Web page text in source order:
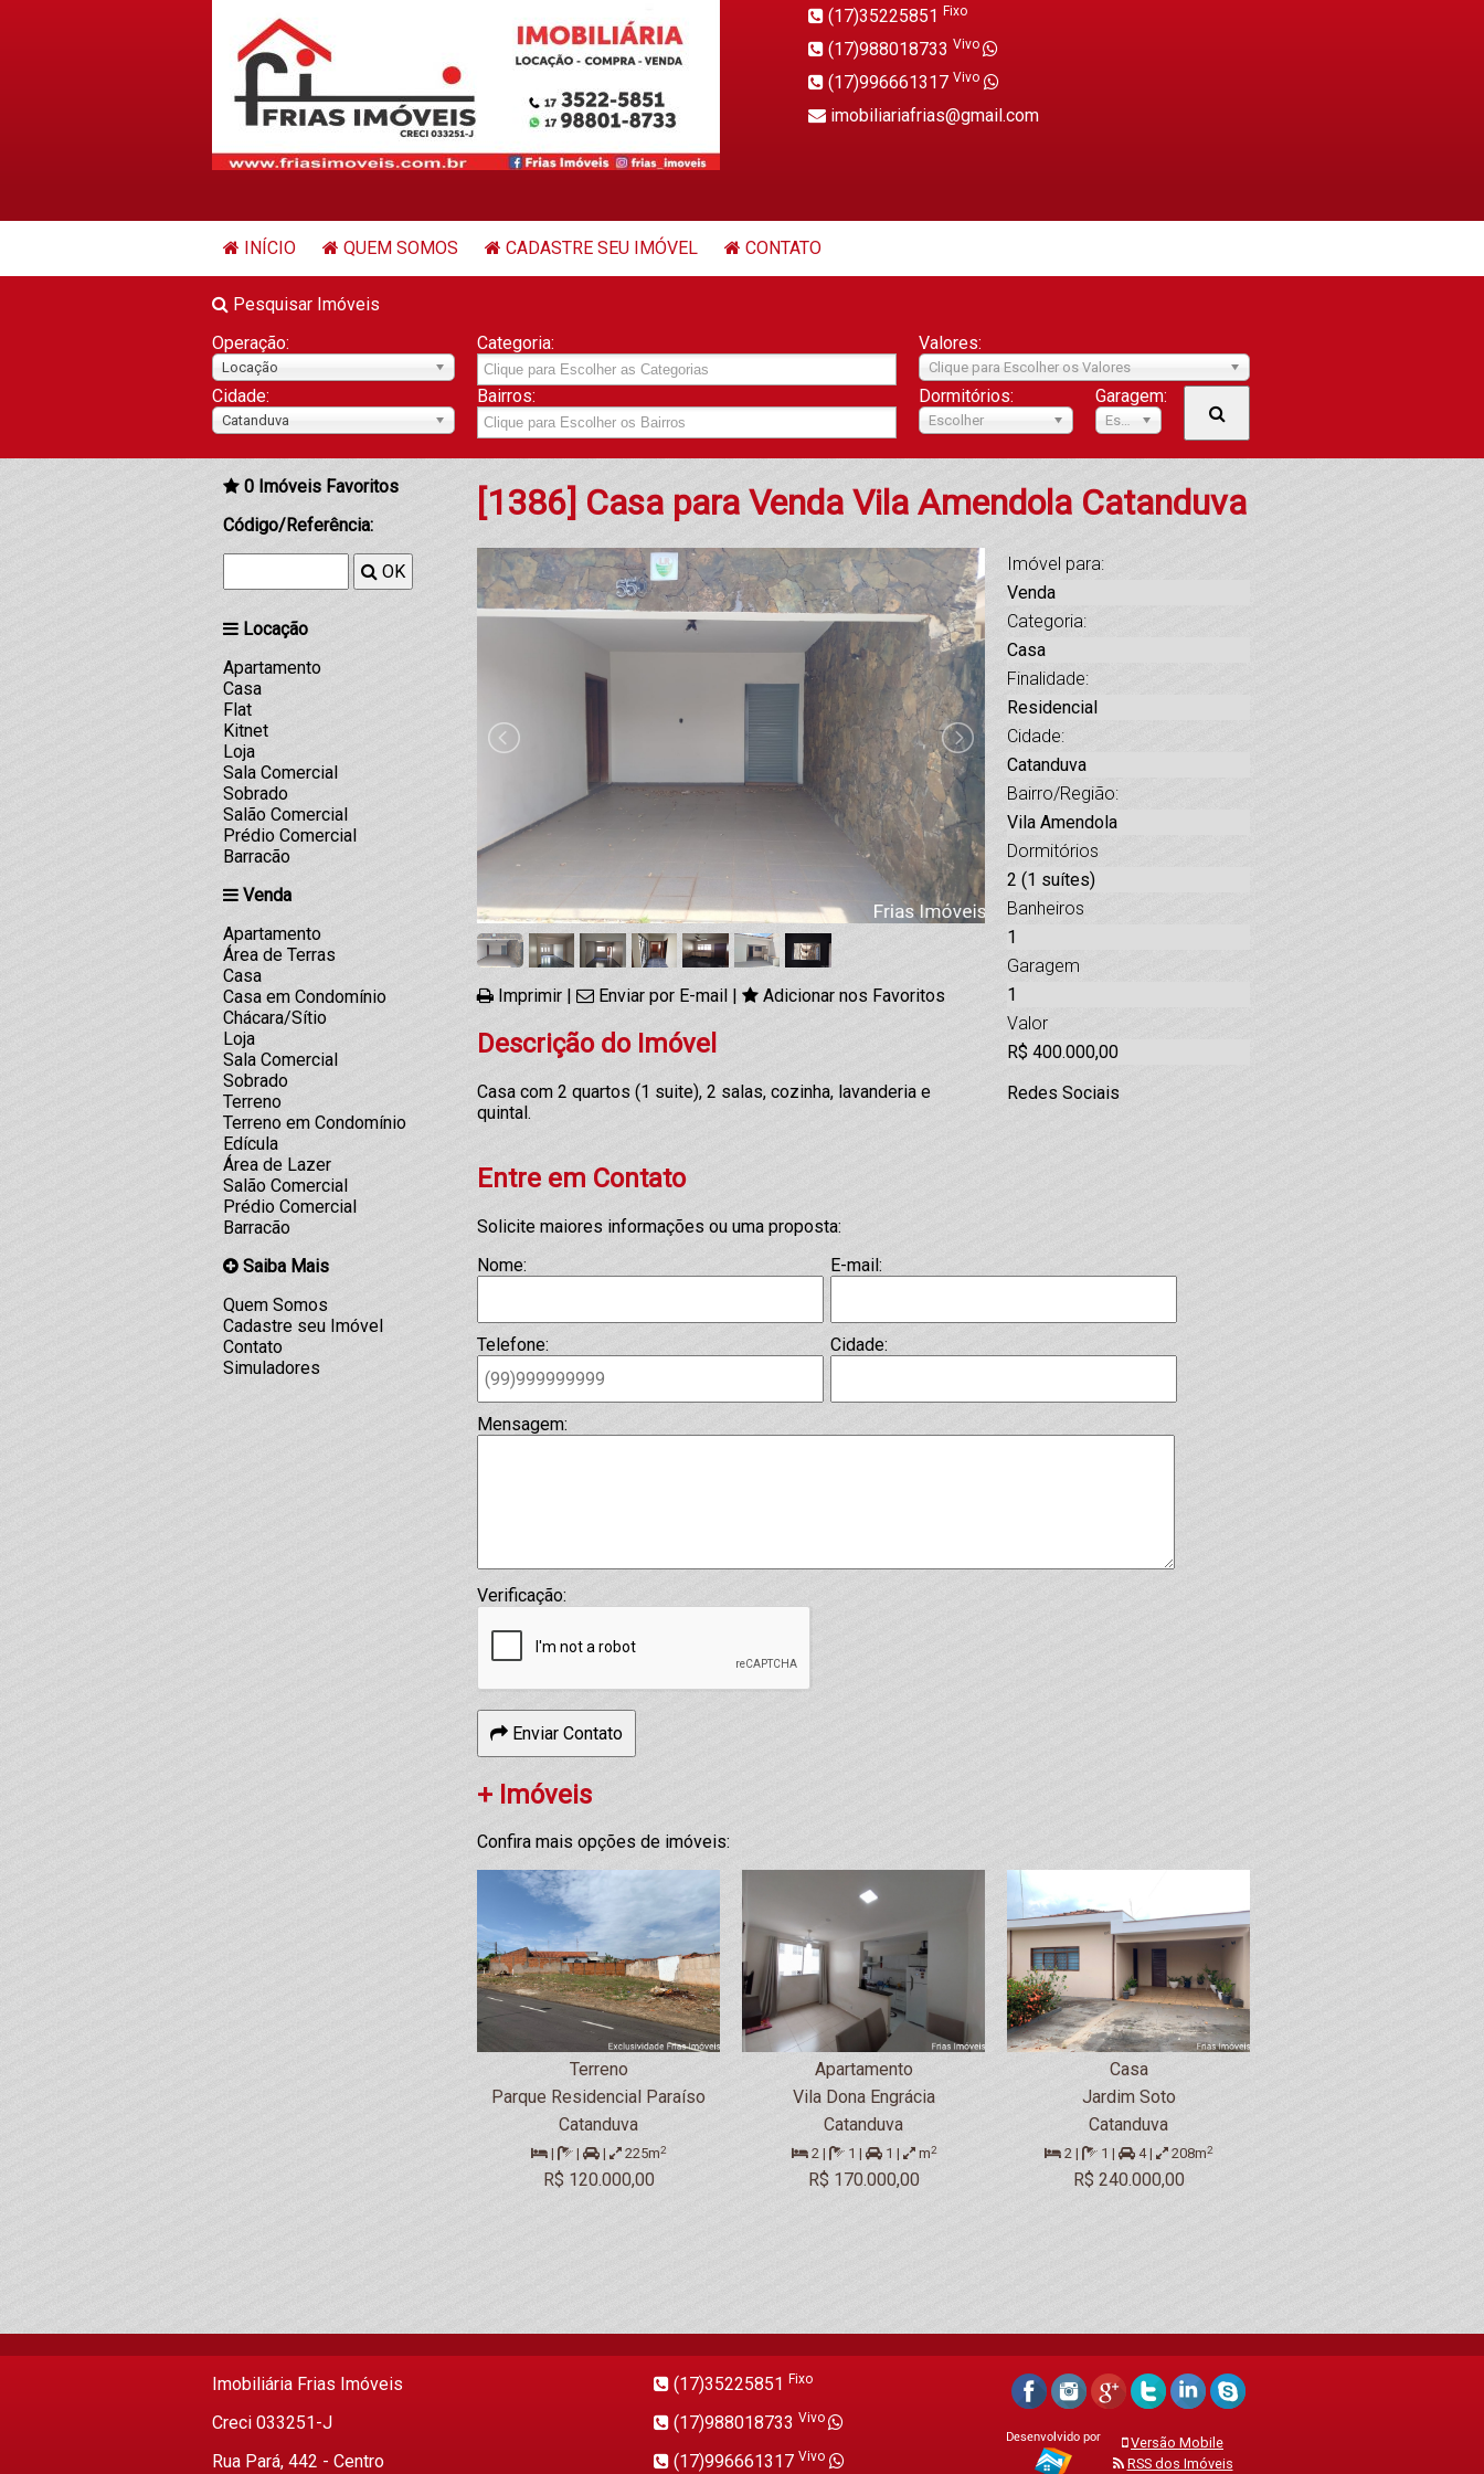
(17)35225851 Fixo
(17)988018733 Vivo
(17)996661317 Vivo
imobiliariafrias@gmail.com
INÍCIO QUEM SOMOS CADASTRE SEU IMÓVEL CONTATO
Pesquisar Imóveis
Operação:
Locação
Categoria: Valores:
Clique para Escolher os Valores
Cidade:
Catanduva
Bairros: Dormitórios:
Escolher
Garagem:
Escolher
0 Imóveis Favoritos
Código/Referência:
OK
Locação
Apartamento
Casa
Flat
Kitnet
Loja
Sala Comercial
Sobrado
Salão Comercial
Prédio Comercial
Barracão
Venda
Apartamento
Área de Terras
Casa
Casa em Condomínio
Chácara/Sítio
Loja
Sala Comercial
Sobrado
Terreno
Terreno em Condomínio
Edícula
Área de Lazer
Salão Comercial
Prédio Comercial
Barracão
Saiba Mais
Quem Somos
Cadastre seu Imóvel
Contato
Simuladores
[1386] Casa para Venda Vila Amendola Catanduva
Imprimir | Enviar por E-mail | Adicionar nos Favoritos
Descrição do Imóvel
Casa com 2 quartos (1 suite), 2 salas, cozinha, lavanderia e
quintal.
Imóvel para:
Venda
Categoria:
Casa
Finalidade:
Residencial
Cidade:
Catanduva
Bairro/Região:
Vila Amendola
Dormitórios
2 (1 suítes)
Banheiros
1
Garagem
1
Valor
R$ 400.000,00
Redes Sociais
Entre em Contato
Solicite maiores informações ou uma proposta:
Nome:
Telefone:
E-mail:
Cidade:
Mensagem:
Verificação:
Enviar Contato
+ Imóveis
Confira mais opções de imóveis:
Terreno
Parque Residencial Paraíso
Catanduva
| | | 225m2
R$ 120.000,00
Apartamento
Vila Dona Engrácia
Catanduva
2 | 1 | 1 | m2
R$ 170.000,00
Casa
Jardim Soto
Catanduva
2 | 1 | 4 | 208m2
R$ 240.000,00
Imobiliária Frias Imóveis
Creci 033251-J
Rua Pará, 442 - Centro
(17)35225851 Fixo
(17)988018733 Vivo
(17)996661317 Vivo
Versão Mobile
RSS dos Imóveis